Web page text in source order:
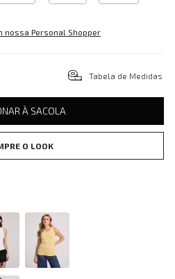
nossa Personal Shopper
Tabela de Medidas
À SACOLA
O LOOK